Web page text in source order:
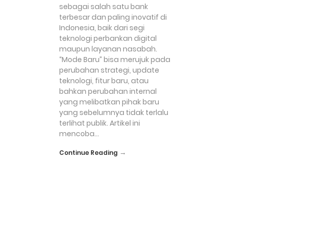
sebagai salah satu bank
terbesar dan paling inovatif di
Indonesia, baik dari segi
teknologi perbankan digital
maupun layanan nasabah.
“Mode Baru” bisa merujuk pada
perubahan strategi, update
teknologi, fitur baru, atau
bahkan perubahan internal
yang melibatkan pihak baru
yang sebelumnya tidak terlalu
terlihat publik. Artikel ini
mencoba…
Continue Reading →